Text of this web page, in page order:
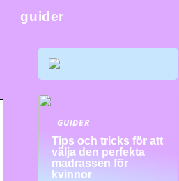
guider
GUIDER
Tips och tricks för att
välja den perfekta
madrassen för
kvinnor